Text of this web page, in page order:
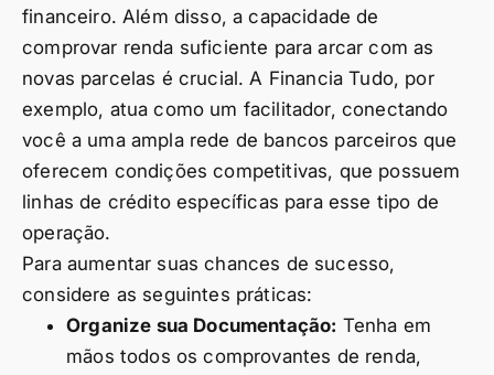
financeiro. Além disso, a capacidade de
comprovar renda suficiente para arcar com as
novas parcelas é crucial. A Financia Tudo, por
exemplo, atua como um facilitador, conectando
você a uma ampla rede de bancos parceiros que
oferecem condições competitivas, que possuem
linhas de crédito específicas para esse tipo de
operação.
Para aumentar suas chances de sucesso,
considere as seguintes práticas:
Organize sua Documentação: Tenha em
mãos todos os comprovantes de renda,